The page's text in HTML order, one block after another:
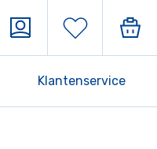
Klantenservice